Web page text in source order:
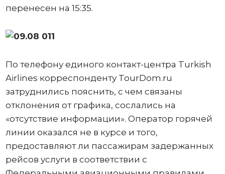
перенесен на 15:35.
По телефону единого контакт-центра Turkish
Airlines корреспонденту TourDom.ru
затруднились пояснить, с чем связаны
отклонения от графика, сослались на
«отсутствие информации». Оператор горячей
линии оказался не в курсе и того,
предоставляют ли пассажирам задержанных
рейсов услуги в соответствии с